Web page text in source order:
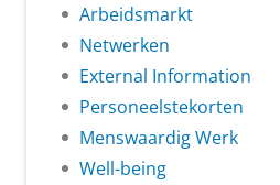
Arbeidsmarkt
Netwerken
External Information
Personeelstekorten
Menswaardig Werk
Well-being